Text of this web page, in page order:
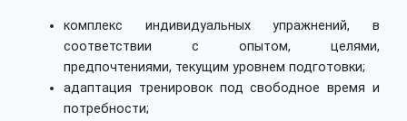
комплекс индивидуальных упражнений, в
соответствии с опытом, целями,
предпочтениями, текущим уровнем подготовки;
адаптация тренировок под свободное время и
потребности;